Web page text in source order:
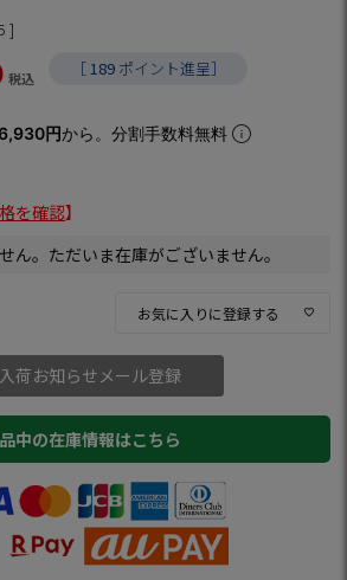
税込 ［189 ポイント進呈］
円から。分割手数料無料
を確認】
ん。ただいま在庫がございません。
お気に入りに登録する
荷お知らせメール登録
中の在庫情報はこちら